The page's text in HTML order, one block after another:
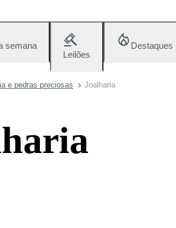
semana
Leilões
Destaques
e pedras preciosas Joalharia